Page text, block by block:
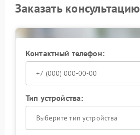
Заказать консультацию
Контактный телефон:
Тип устройства:
Выберите тип устройства